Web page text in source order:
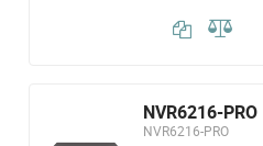
NVR6216-PRO
NVR6216-PRO